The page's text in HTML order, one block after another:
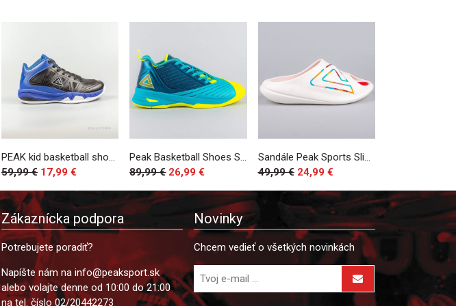
PEAK kid basketball shoes black/royal
59,99 € 17,99 €
Peak Basketball Shoes Soaring Low Robin Blue/Fluorescent Yellow
89,99 € 26,99 €
Sandále Peak Sports Slippers Taichi Giant Olympic White/Red
49,99 € 24,99 €
Zákaznícka podpora
Potrebujete poradiť?
Napíšte nám na info@peaksport.sk
alebo volajte denne od 10:00 do 21:00
na tel. číslo 02/20442273
Novinky
Chcem vedieť o všetkých novinkách